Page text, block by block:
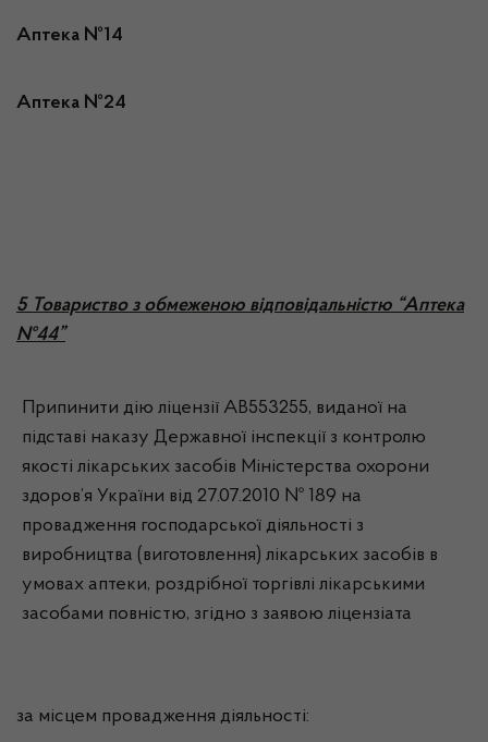
Аптека №14
Аптека №24
5 Товариство з обмеженою відповідальністю “Аптека
№44”
Припинити дію ліцензії АВ553255, виданої на
підставі наказу Державної інспекції з контролю
якості лікарських засобів Міністерства охорони
здоров’я України від 27.07.2010 № 189 на
провадження господарської діяльності з
виробництва (виготовлення) лікарських засобів в
умовах аптеки, роздрібної торгівлі лікарськими
засобами повністю, згідно з заявою ліцензіата
за місцем провадження діяльності: